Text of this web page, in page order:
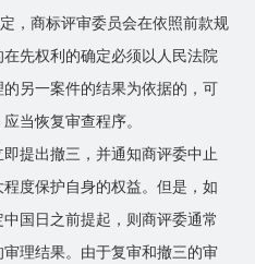
，商标评审委员会在依照前款规
先权利的确定必须以人民法院
另一案件的结果为依据的，可
当恢复审查程序。
提出撤三，并通知商评委中止
度保护自身的权益。但是，如
国日之前提起，则商评委通常
理结果。由于复审和撤三的审